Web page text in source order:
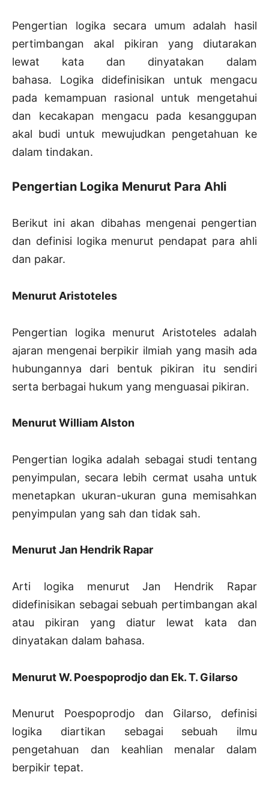
Pengertian logika secara umum adalah hasil
pertimbangan akal pikiran yang diutarakan
lewat kata dan dinyatakan dalam
bahasa. Logika didefinisikan untuk mengacu
pada kemampuan rasional untuk mengetahui
dan kecakapan mengacu pada kesanggupan
akal budi untuk mewujudkan pengetahuan ke
dalam tindakan.
Pengertian Logika Menurut Para Ahli
Berikut ini akan dibahas mengenai pengertian
dan definisi logika menurut pendapat para ahli
dan pakar.
Menurut Aristoteles
Pengertian logika menurut Aristoteles adalah
ajaran mengenai berpikir ilmiah yang masih ada
hubungannya dari bentuk pikiran itu sendiri
serta berbagai hukum yang menguasai pikiran.
Menurut William Alston
Pengertian logika adalah sebagai studi tentang
penyimpulan, secara lebih cermat usaha untuk
menetapkan ukuran-ukuran guna memisahkan
penyimpulan yang sah dan tidak sah.
Menurut Jan Hendrik Rapar
Arti logika menurut Jan Hendrik Rapar
didefinisikan sebagai sebuah pertimbangan akal
atau pikiran yang diatur lewat kata dan
dinyatakan dalam bahasa.
Menurut W. Poespoprodjo dan Ek. T. Gilarso
Menurut Poespoprodjo dan Gilarso, definisi
logika diartikan sebagai sebuah ilmu
pengetahuan dan keahlian menalar dalam
berpikir tepat.